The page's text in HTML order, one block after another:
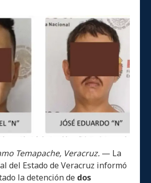
Temapache, Veracruz. — La
del Estado de Veracruz informó
la detención de dos